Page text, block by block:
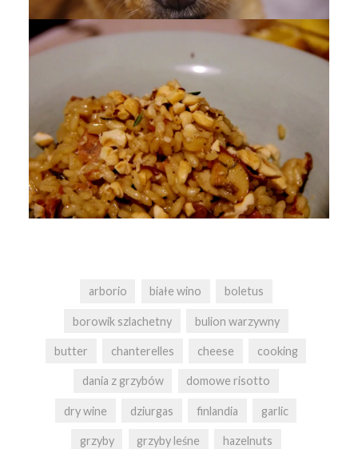
arborio białe wino boletus
borowik szlachetny bulion warzywny
butter chanterelles cheese cooking
dania z grzybów domowe risotto
dry wine dziurgas finlandia garlic
grzyby grzyby leśne hazelnuts